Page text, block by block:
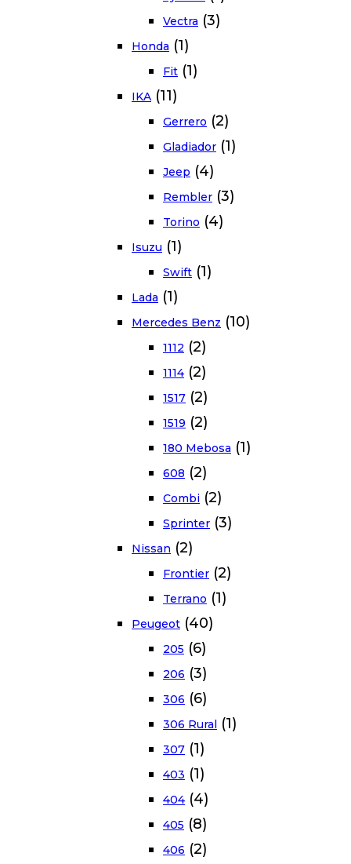
Vectra (3)
Honda (1)
Fit (1)
IKA (11)
Gerrero (2)
Gladiador (1)
Jeep (4)
Rembler (3)
Torino (4)
Isuzu (1)
Swift (1)
Lada (1)
Mercedes Benz (10)
1112 (2)
1114 (2)
1517 (2)
1519 (2)
180 Mebosa (1)
608 (2)
Combi (2)
Sprinter (3)
Nissan (2)
Frontier (2)
Terrano (1)
Peugeot (40)
205 (6)
206 (3)
306 (6)
306 Rural (1)
307 (1)
403 (1)
404 (4)
405 (8)
406 (2)